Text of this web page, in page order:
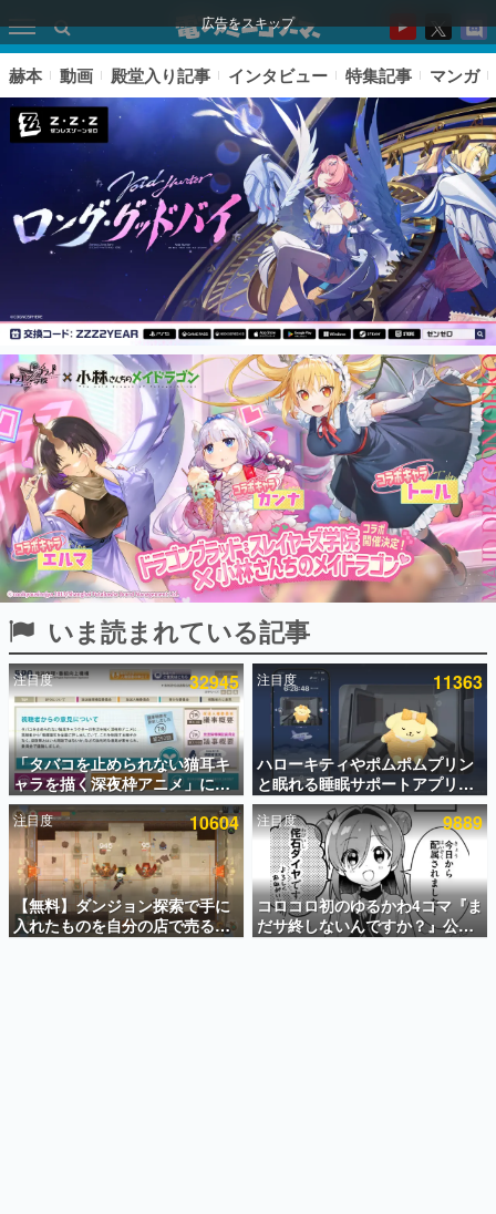
広告をスキップ
ピックアップ
電ファミのいま読まれている記事ランキング
アプリセール情報
インタビュー
連載・特集一覧
殿堂入り記事
SNS拡散数が数千以上！ ページビュー数万以上！ などな
ど。多くの人々に読まれた、電ファミ渾身の“殿堂入り”記
事をまとめました。
ゲームの企画書
名作ゲームクリエイターの方々に製作時のエピソードをお
聞きし、ヒットする企画（ゲーム）とは何か？を探ってい
きます。
赫本
この物語を解いてはいけない。『赫本』は、〈試験問題〉
の形をした短編ホラー小説集です。
新世代に訊く
これからのデジタルゲーム市場を担う若きクリエイター達
の姿を追い、彼らのルーツと情熱を探っていきます。
赫本 動画 殿堂入り記事 インタビュー 特集記事 マンガ
いま読まれている記事
注目度 32945
「タバコを止められない猫耳キ
ャラを描く深夜枠アニメ」に視
聴者の一部から批判意見。違法
薬物の使用と思わしき描写も含
めて、BPOが議論を交わす
注目度 11363
ハローキティやポムポムプリン
と眠れる睡眠サポートアプリ
『ゆめたび』が配信中。キャラ
ごとのASMRや目覚ましアラー
ムも搭載
注目度 10604
【無料】ダンジョン探索で手に
入れたものを自分の店で売るゲ
ーム『Moonlighter』がSteam
注目度 9889
コロコロ初のゆるかわ4コマ『ま
だサ終しないんですか？』公開
スタート。主人公は新入社員の